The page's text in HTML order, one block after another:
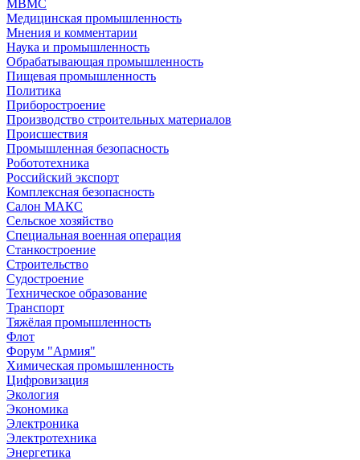
МВМС
Медицинская промышленность
Мнения и комментарии
Наука и промышленность
Обрабатывающая промышленность
Пищевая промышленность
Политика
Приборостроение
Производство строительных материалов
Происшествия
Промышленная безопасность
Робототехника
Российский экспорт
Комплексная безопасность
Салон МАКС
Сельское хозяйство
Специальная военная операция
Станкостроение
Строительство
Судостроение
Техническое образование
Транспорт
Тяжёлая промышленность
Флот
Форум "Армия"
Химическая промышленность
Цифровизация
Экология
Экономика
Электроника
Электротехника
Энергетика